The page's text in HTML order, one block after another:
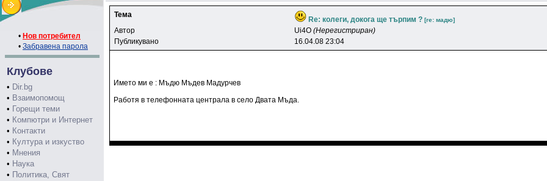
• Нов потребител
• Забравена парола
Клубове
• Dir.bg
• Взаимопомощ
• Горещи теми
• Компютри и Интернет
• Контакти
• Култура и изкуство
• Мнения
• Наука
• Политика, Свят
Тема
Re: колеги, докога ще търпим ? [re: мaдю]
Автор Ui4O (Нерегистриран)
Публикувано
16.04.08 23:04
Името ми е : Мъдю Мъдев Мадурчев
Работя в телефонната централа в село Двата Мъда.